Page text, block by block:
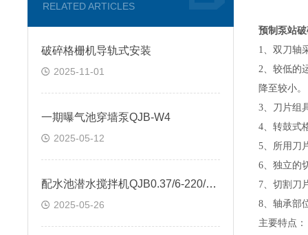
RELATED ARTICLES
破碎格栅机导轨式安装
2025-11-01
一期曝气池穿墙泵QJB-W4
2025-05-12
配水池潜水搅拌机QJB0.37/6-220/3-980
2025-05-26
预制泵站
1、双刀轴
2、较低的
降至较小。
3、刀片组
4、转鼓式
5、所用刀
6、独立的
7、切割刀
8、轴承部
主要特点：